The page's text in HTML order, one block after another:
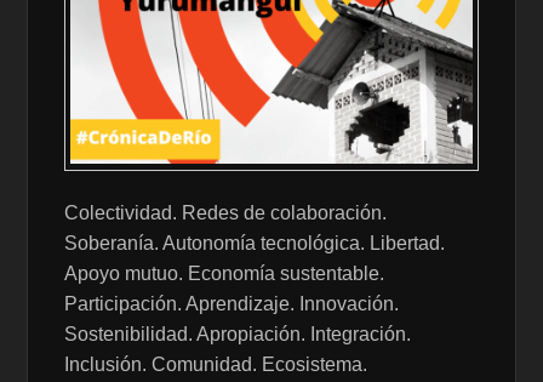
Colectividad. Redes de colaboración.
Soberanía. Autonomía tecnológica. Libertad.
Apoyo mutuo. Economía sustentable.
Participación. Aprendizaje. Innovación.
Sostenibilidad. Apropiación. Integración.
Inclusión. Comunidad. Ecosistema.